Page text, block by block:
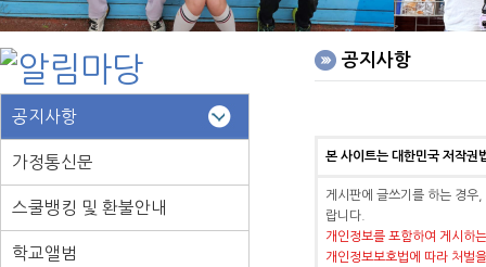
학교사진
공지사항
가정통신문
스쿨뱅킹 및 환불안내
학교앨범
공지사항
본 사이트는 대한민국 저작권
게시판에 글쓰기를 하는 경우
랍니다.
개인정보를 포함하여 게시하
개인정보보호법에 따라 처벌